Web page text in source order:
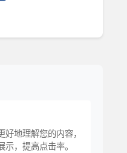
地理解您的内容，
，提高点击率。